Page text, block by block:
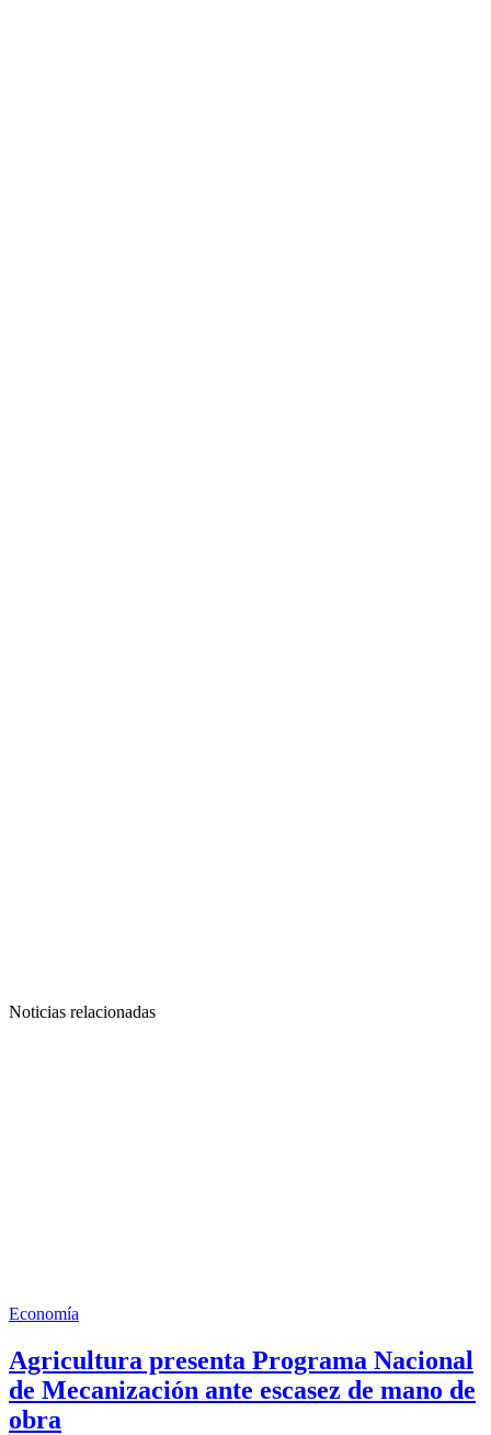
Noticias relacionadas
Economía
Agricultura presenta Programa Nacional
de Mecanización ante escasez de mano de
obra